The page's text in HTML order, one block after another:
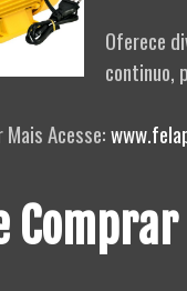
Oferece
continuo,
Acesse:
Comprar